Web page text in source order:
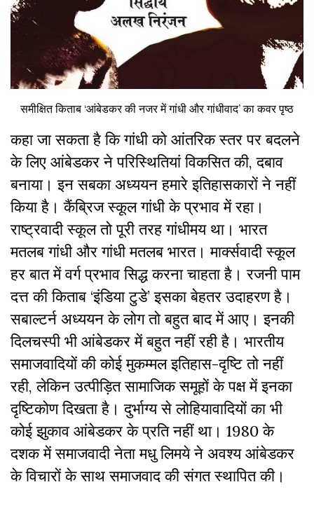
समीक्षित किताब ‘आंबेडकर की नजर में गांधी और गांधीवाद’ का कवर पृष्ठ
कहा जा सकता है कि गांधी को आंतरिक स्तर पर बदलने
के लिए आंबेडकर ने परिस्थितियां विकसित की, दबाव
बनाया। इन सबका अध्ययन हमारे इतिहासकारों ने नहीं
किया है। कैंब्रिज स्कूल गांधी के प्रभाव में रहा।
राष्ट्रवादी स्कूल तो पूरी तरह गांधीमय था। भारत
मतलब गांधी और गांधी मतलब भारत। मार्क्सवादी स्कूल
हर बात में वर्ग प्रभाव सिद्ध करना चाहता है। रजनी पाम
दत्त की किताब ‘इंडिया टुडे’ इसका बेहतर उदाहरण है।
सबाल्टर्न अध्ययन के लोग तो बहुत बाद में आए। इनकी
दिलचस्पी भी आंबेडकर में बहुत नहीं रही है। भारतीय
समाजवादियों की कोई मुकम्मल इतिहास-दृष्टि तो नहीं
रही, लेकिन उत्पीड़ित सामाजिक समूहों के पक्ष में इनका
दृष्टिकोण दिखता है। दुर्भाग्य से लोहियावादियों का भी
कोई झुकाव आंबेडकर के प्रति नहीं था। 1980 के
दशक में समाजवादी नेता मधु लिमये ने अवश्य आंबेडकर
के विचारों के साथ समाजवाद की संगत स्थापित की।